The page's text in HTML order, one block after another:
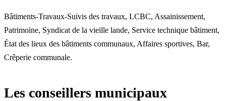
Bâtiments-Travaux-Suivis des travaux, LCBC, Assainissement,
Patrimoine, Syndicat de la vieille lande, Service technique bâtiment,
État des lieux des bâtiments communaux, Affaires sportives, Bar,
Crêperie communale.
Les conseillers municipaux